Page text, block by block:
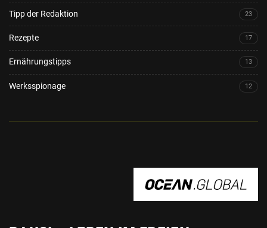
Tipp der Redaktion 23
Rezepte 17
Ernährungstipps 13
Werksspionage 12